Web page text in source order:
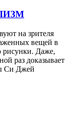
на зрителя
вещей в
рисунки. Даже,
раз доказывает
Си Джей